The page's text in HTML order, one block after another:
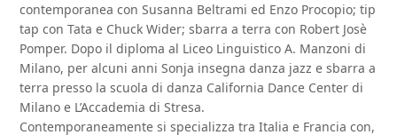
contemporanea con Susanna Beltrami ed Enzo Procopio; tip
tap con Tata e Chuck Wider; sbarra a terra con Robert Josè
Pomper. Dopo il diploma al Liceo Linguistico A. Manzoni di
Milano, per alcuni anni Sonja insegna danza jazz e sbarra a
terra presso la scuola di danza California Dance Center di
Milano e L’Accademia di Stresa.
Contemporaneamente si specializza tra Italia e Francia con,